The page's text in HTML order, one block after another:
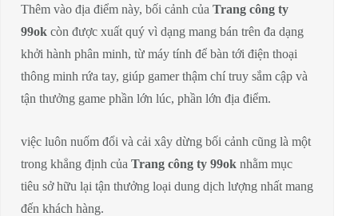
Thêm vào địa điểm này, bối cảnh của Trang công ty
99ok còn được xuất quý vì dạng mang bán trên đa dạng
khởi hành phân minh, từ máy tính để bàn tới điện thoại
thông minh rứa tay, giúp gamer thậm chí truy sắm cập và
tận thưởng game phần lớn lúc, phần lớn địa điểm.
việc luôn nuốm đổi và cải xây dừng bối cảnh cũng là một
trong khẳng định của Trang công ty 99ok nhằm mục
tiêu sở hữu lại tận thưởng loại dung dịch lượng nhất mang
đến khách hàng.